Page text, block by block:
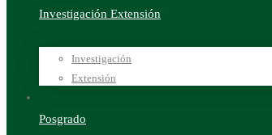
Investigación Extensión
Investigación
Extensión
Posgrado